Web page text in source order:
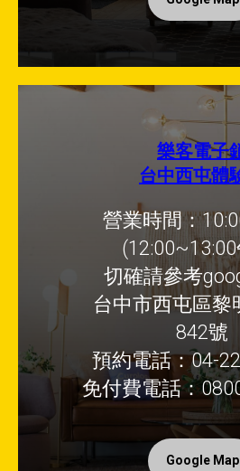
樂客電子
台中西屯體
營業時間：
切確請參考
台中市西屯區黎
842號
預約電話：04-
免付費電話：
Google Map